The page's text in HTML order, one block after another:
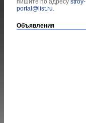
пишите по адресу stroy-
portal@list.ru.
Объявления